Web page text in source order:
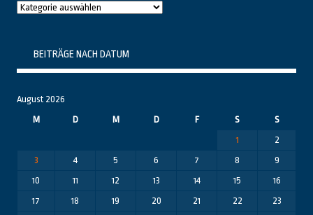
Raushier
BEITRÄGE NACH DATUM
August 2026
M
D M D F S
S
1
2
3
4 5 6 7 8
9
10
11 12 13 14 15
16
17
18 19 20 21 22
23